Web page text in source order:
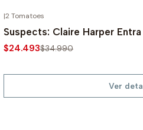
-30%
|2 Tomatoes
Suspects: Claire Harper
$24.493$34.990
Ver